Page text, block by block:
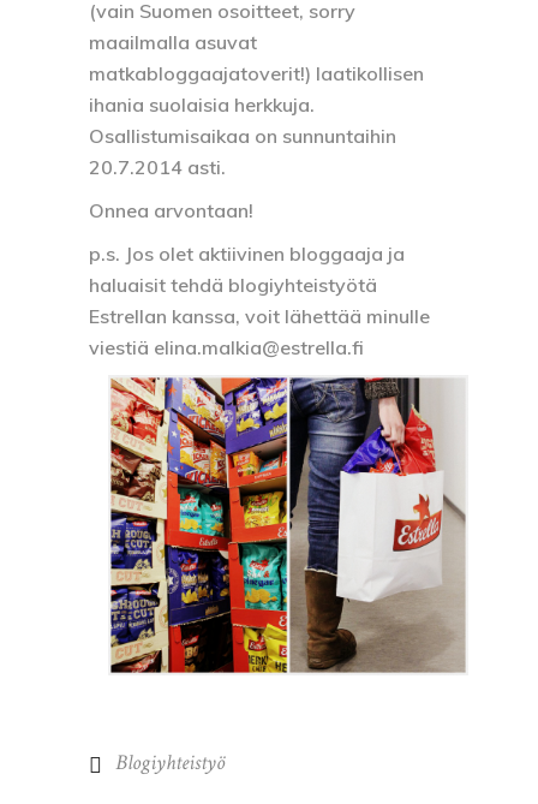
(vain Suomen osoitteet, sorry
maailmalla asuvat
matkabloggaajatoverit!) laatikollisen
ihania suolaisia herkkuja.
Osallistumisaikaa on sunnuntaihin
20.7.2014 asti.
Onnea arvontaan!
p.s. Jos olet aktiivinen bloggaaja ja
haluaisit tehdä blogiyhteistyötä
Estrellan kanssa, voit lähettää minulle
viestiä elina.malkia@estrella.fi
Blogiyhteistyö